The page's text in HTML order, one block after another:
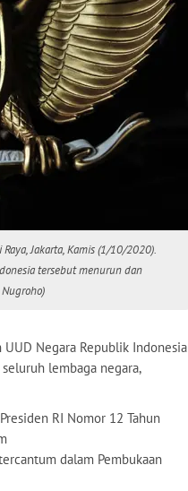
Jakarta, Kamis (1/10/2020).
tersebut menurun dan
Negara Republik Indonesia
lembaga negara,
RI Nomor 12 Tahun
dalam Pembukaan